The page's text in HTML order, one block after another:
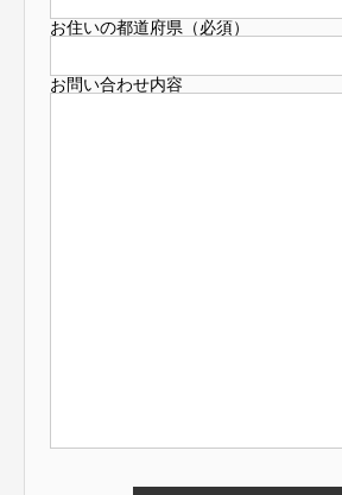
お住いの都道府県（必須）
お問い合わせ内容